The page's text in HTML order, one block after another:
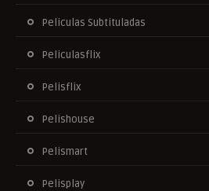
Peliculas Subtituladas
Peliculasflix
Pelisflix
Pelishouse
Pelismart
Pelisplay